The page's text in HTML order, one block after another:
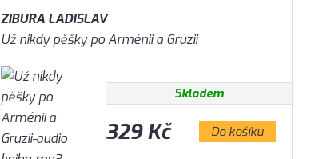
ZIBURA LADISLAV
Už nikdy pěšky po Arménii a Gruzii
Skladem
329 Kč Do košíku